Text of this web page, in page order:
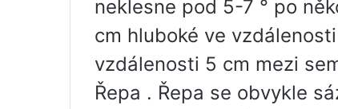
neklesne pod 5-7 ° po
cm hluboké ve
vzdálenosti 5 cm mezi
Řepa . Řepa se obvykle